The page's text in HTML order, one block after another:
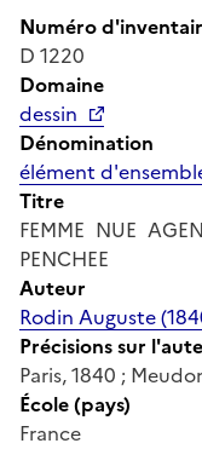
Numéro
D 1220
Domaine
dessin
Dénomination
élément
Titre
FEMME NUE
PENCHEE
Auteur
Rodin Auguste
Précisions sur
Paris, 1840 ;
École (pays)
France